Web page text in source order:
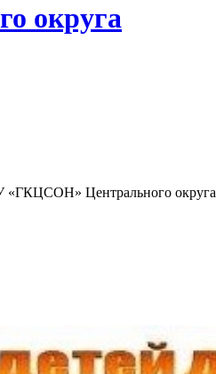
округа
Центрального округа